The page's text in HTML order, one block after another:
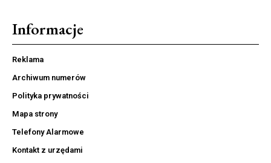
Informacje
Reklama
Archiwum numerów
Polityka prywatności
Mapa strony
Telefony Alarmowe
Kontakt z urzędami